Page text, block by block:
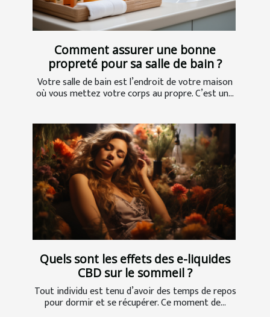
Comment assurer une bonne
propreté pour sa salle de bain ?
Votre salle de bain est l’endroit de votre maison
où vous mettez votre corps au propre. C’est un...
Quels sont les effets des e-liquides
CBD sur le sommeil ?
Tout individu est tenu d’avoir des temps de repos
pour dormir et se récupérer. Ce moment de...